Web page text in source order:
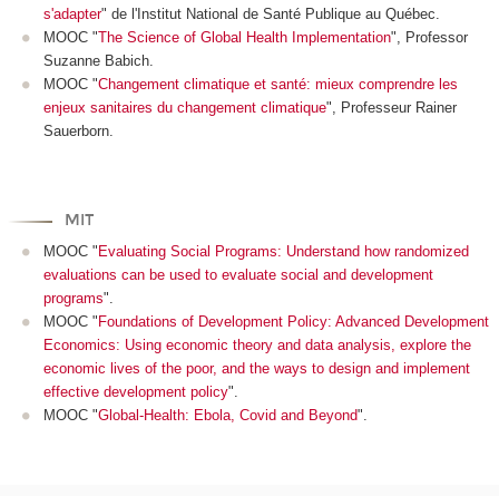
s'adapter" de l'Institut National de Santé Publique au Québec.
MOOC "The Science of Global Health Implementation", Professor
Suzanne Babich.
MOOC "Changement climatique et santé: mieux comprendre les
enjeux sanitaires du changement climatique", Professeur Rainer
Sauerborn.
MIT
MOOC " Evaluating Social Programs: Understand how randomized
evaluations can be used to evaluate social and development
programs".
MOOC " Foundations of Development Policy: Advanced Development
Economics: Using economic theory and data analysis, explore the
economic lives of the poor, and the ways to design and implement
effective development policy".
MOOC "Global-Health: Ebola, Covid and Beyond".